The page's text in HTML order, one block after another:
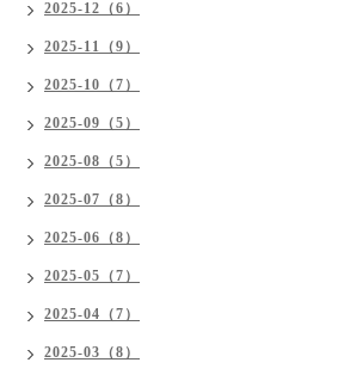
2025-12（6）
2025-11（9）
2025-10（7）
2025-09（5）
2025-08（5）
2025-07（8）
2025-06（8）
2025-05（7）
2025-04（7）
2025-03（8）